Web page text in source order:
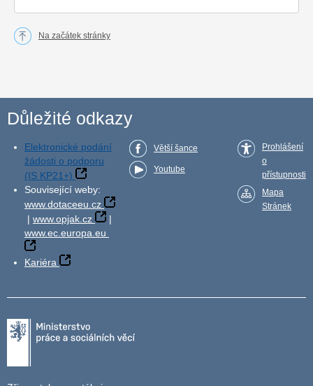
Na začátek stránky
Důležité odkazy
Elektronické podání
žádosti o podporu
(IS KP21+)
Související weby:
www.dotaceeu.cz
| www.opjak.cz
|
www.ec.europa.eu
Kariéra
Větší šance
Youtube
Prohlášení
o
přístupnosti
Mapa
Stránek